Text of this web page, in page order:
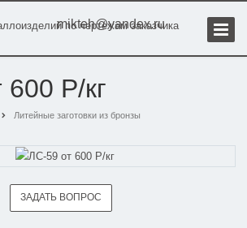
mikteh@yandex.ru
Р/кг
Литейные заготовки из бронзы
ЗАДАТЬ ВОПРОС